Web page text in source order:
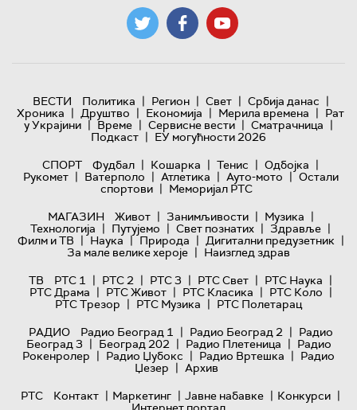
ВЕСТИ Политика | Регион | Свет | Србија данас |
Хроника | Друштво | Економија | Мерила времена | Рат
у Украјини | Време | Сервисне вести | Сматрачница |
Подкаст | ЕУ могућности 2026
СПОРТ
Фудбал | Кошарка | Тенис | Одбојка |
Рукомет | Ватерполо | Атлетика | Ауто-мото | Остали
спортови | Меморијал РТС
МАГАЗИН
Живот | Занимљивости | Музика |
Технологијa | Путујемо | Свет познатих | Здравље |
Филм и ТВ | Наука | Природа | Дигитални предузетник |
За мале велике хероје | Наизглед здрав
ТВ
РТС 1 | РТС 2 | РТС 3 | РТС Свет | РТС Наука |
РТС Драма | РТС Живот | РТС Класика | РТС Коло |
РТС Трезор | РТС Музика | РТС Полетарац
РАДИО
Радио Београд 1 | Радио Београд 2 | Радио
Београд 3 | Београд 202 | Радио Плетеница | Радио
Рокенролер | Радио Џубокс | Радио Вртешка | Радио
Џезер | Архив
РТС
Контакт | Маркетинг | Јавне набавке | Конкурси |